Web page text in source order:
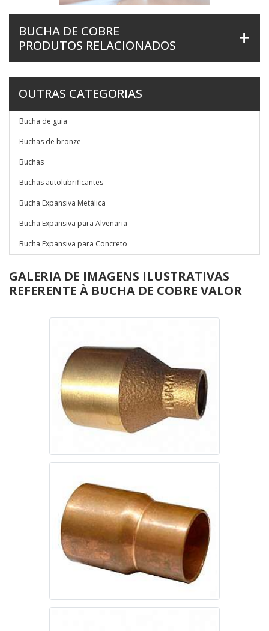
BUCHA DE COBRE
PRODUTOS RELACIONADOS
OUTRAS CATEGORIAS
Bucha de guia
Buchas de bronze
Buchas
Buchas autolubrificantes
Bucha Expansiva Metálica
Bucha Expansiva para Alvenaria
Bucha Expansiva para Concreto
GALERIA DE IMAGENS ILUSTRATIVAS
REFERENTE À BUCHA DE COBRE VALOR